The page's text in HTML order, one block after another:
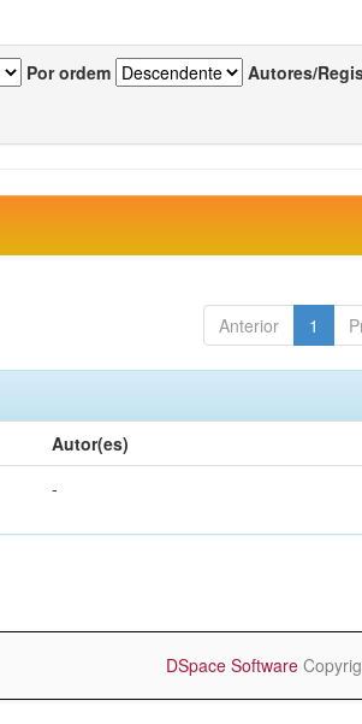
Por ordem Autores/
Anterior 1
Autor(es)
-
DSpace Software